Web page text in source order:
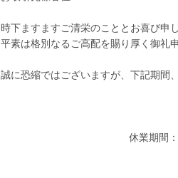
時下ますますご清栄のこととお喜び申
平素は格別なるご高配を賜り厚く御礼
誠に恐縮ではございますが、下記期間
休業期間